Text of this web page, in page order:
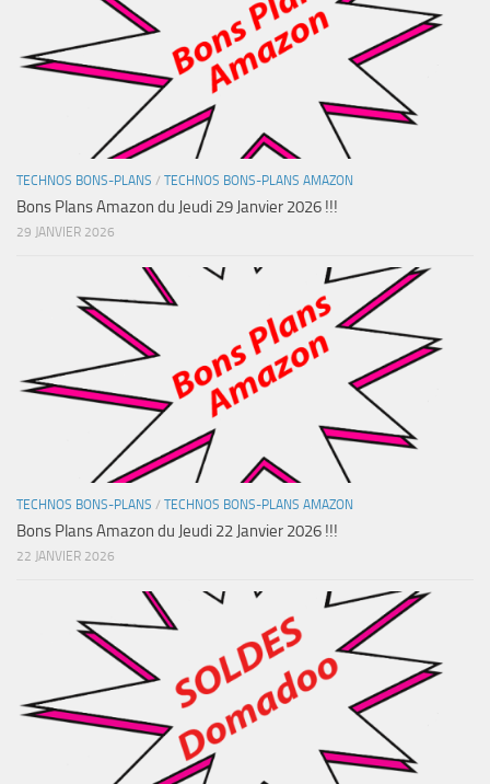
TECHNOS BONS-PLANS / TECHNOS BONS-PLANS AMAZON
Bons Plans Amazon du Jeudi 29 Janvier 2026 !!!
29 JANVIER 2026
TECHNOS BONS-PLANS / TECHNOS BONS-PLANS AMAZON
Bons Plans Amazon du Jeudi 22 Janvier 2026 !!!
22 JANVIER 2026